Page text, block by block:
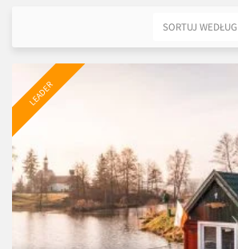
SORTUJ WEDŁUG
LEADER